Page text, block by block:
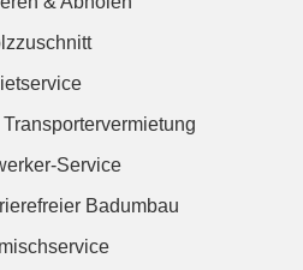
Service
Badumbau